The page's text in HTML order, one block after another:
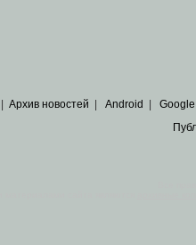
Архив новостей Android Google